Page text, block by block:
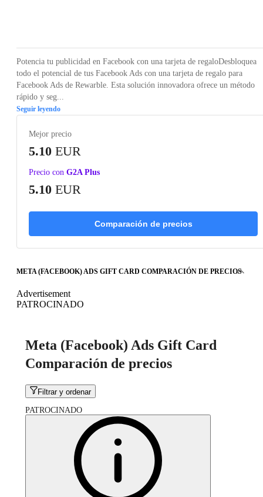
Potencia tu publicidad en Facebook con una tarjeta de regaloDesbloquea
todo el potencial de tus Facebook Ads con una tarjeta de regalo para
Facebook Ads de Rewarble. Esta solución innovadora ofrece un método
rápido y seg...
Seguir leyendo
Mejor precio
5.10 EUR
Precio con G2A Plus
5.10 EUR
Comparación de precios
META (FACEBOOK) ADS GIFT CARD COMPARACIÓN DE PRECIOS
Advertisement
PATROCINADO
Meta (Facebook) Ads Gift Card
Comparación de precios
Filtrar y ordenar
PATROCINADO